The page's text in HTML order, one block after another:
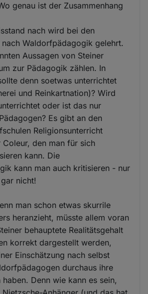
genau ist der Zusammenhang
nach wird bei den
Waldorfpädagogik gelehrt.
Aussagen von Steiner
zur Pädagogik zählen. In
denn soetwas unterrichtet
und Reinkartnation)? Wird
oder ist das nur
Es gibt an den
Religionsunterricht
Coleur, den man für sich
kann. Die
kann man auch kritisieren - nur
nicht!
man schon etwas skurrile
heranzieht, müsste allem voran
behauptete Realitätsgehalt
korrekt dargestellt werden,
Einschätzung nach selbst
durchaus ihre
Denn wie kann es sein,